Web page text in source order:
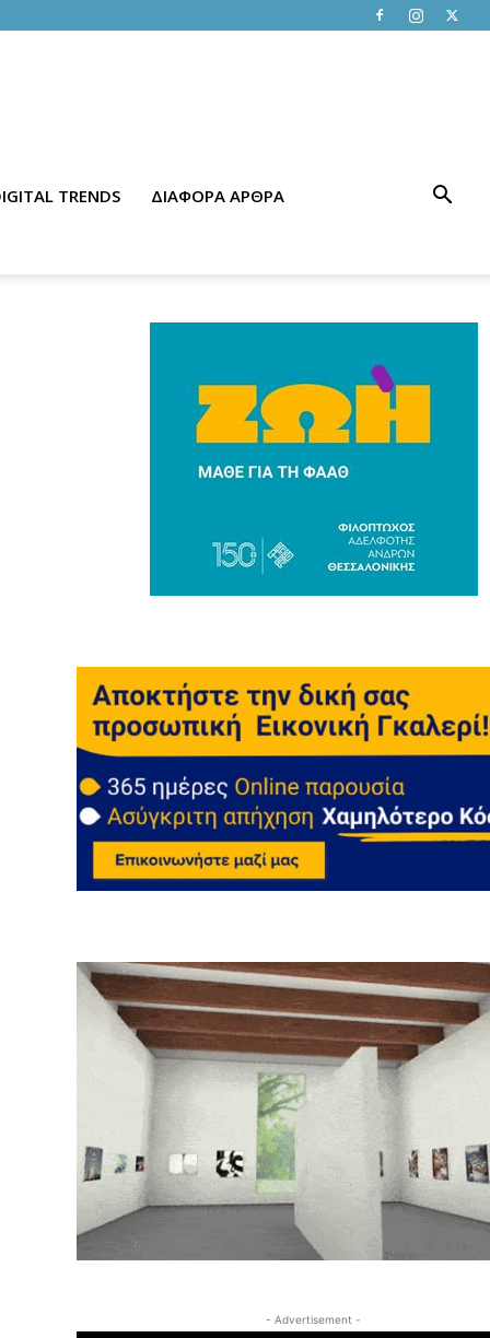
TRENDS ΔΙΑΦΟΡΑ ΑΡΘΡΑ
- Advertisement -